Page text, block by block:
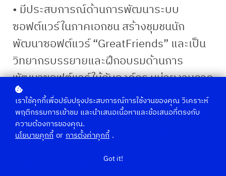
• มีประสบการณ์ด้านการพัฒนาระบบ
ซอฟต์แวร์ในภาคเอกชน สร้างชุมชนนัก
พัฒนาซอฟต์แวร์ “GreatFriends” และเป็น
วิทยากรบรรยายและฝึกอบรมด้านการ
พัฒนาซอฟต์แวร์ให้กับองค์กร หน่วยงานภาค
รัฐ และบริษัทเอกชนทั่วประเทศมากว่า 15 ปี
• ได้รับรางวัล Microsoft Most Valuable
Professional (MVP) ต่อเนื่องยาวนานกว่า
10 ปี ปัจจุบันเป็นสมาชิกทีมพัฒนาระบบ
เราใช้คุกกี้เพื่อปรับปรุงประสบการณ์การใช้งานของคุณ วิเคราะห์
พฤติกรรมการเข้าชม และนำเสนอเนื้อหาและข้อเสนอที่ตรงกับ
ความต้องการของคุณ.
นโยบายคุกกี้ or การตั้งค่าคุกกี้ .
Got it!